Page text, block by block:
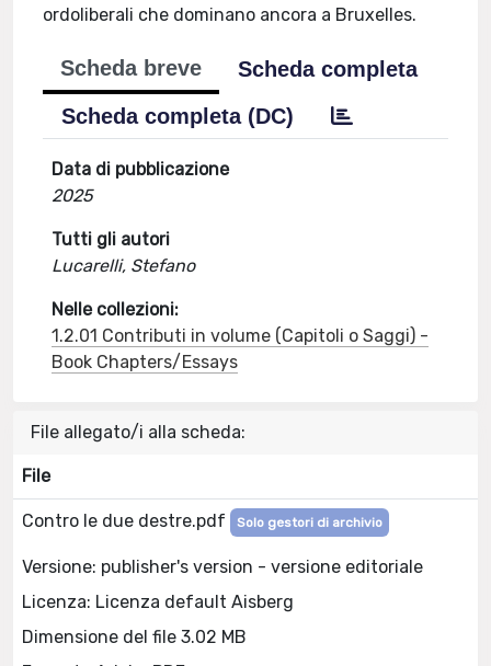
ordoliberali che dominano ancora a Bruxelles.
Scheda breve
Scheda completa
Scheda completa (DC)
Data di pubblicazione
2025
Tutti gli autori
Lucarelli, Stefano
Nelle collezioni:
1.2.01 Contributi in volume (Capitoli o Saggi) -
Book Chapters/Essays
File allegato/i alla scheda:
File
Contro le due destre.pdf Solo gestori di archivio
Versione: publisher's version - versione editoriale
Licenza: Licenza default Aisberg
Dimensione del file 3.02 MB